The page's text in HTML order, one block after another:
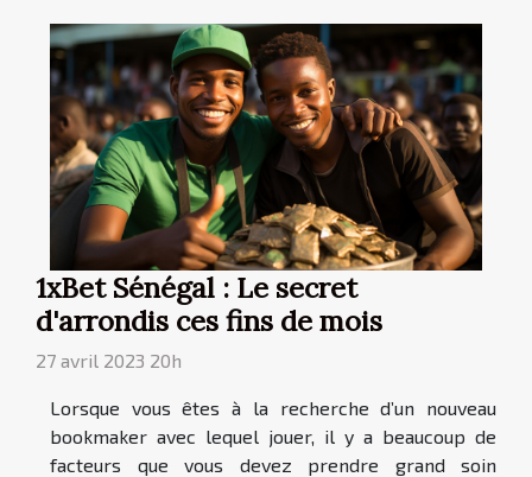
1xBet Sénégal : Le secret
d'arrondis ces fins de mois
27 avril 2023 20h
Lorsque vous êtes à la recherche d’un nouveau
bookmaker avec lequel jouer, il y a beaucoup de
facteurs que vous devez prendre grand soin